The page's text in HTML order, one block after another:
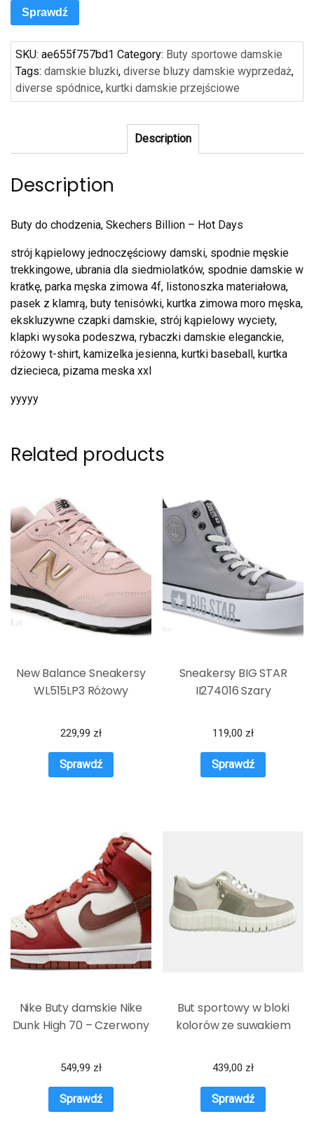
Sprawdź
SKU: ae655f757bd1 Category: Buty sportowe damskie
Tags: damskie bluzki, diverse bluzy damskie wyprzedaż,
diverse spódnice, kurtki damskie przejściowe
Description
Description
Buty do chodzenia, Skechers Billion – Hot Days
strój kąpielowy jednoczęściowy damski, spodnie męskie
trekkingowe, ubrania dla siedmiolatków, spodnie damskie w
kratkę, parka męska zimowa 4f, listonoszka materiałowa,
pasek z klamrą, buty tenisówki, kurtka zimowa moro męska,
ekskluzywne czapki damskie, strój kąpielowy wyciety,
klapki wysoka podeszwa, rybaczki damskie eleganckie,
różowy t-shirt, kamizelka jesienna, kurtki baseball, kurtka
dziecieca, pizama meska xxl
yyyyy
Related products
New Balance Sneakersy
WL515LP3 Różowy
229,99 zł
Sprawdź
Sneakersy BIG STAR
II274016 Szary
119,00 zł
Sprawdź
Nike Buty damskie Nike
Dunk High 70 – Czerwony
549,99 zł
Sprawdź
But sportowy w bloki
kolorów ze suwakiem
439,00 zł
Sprawdź